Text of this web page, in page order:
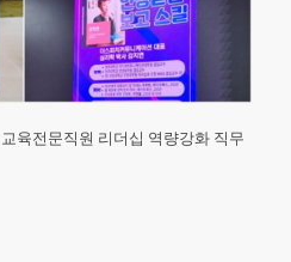
육전문직원 리더십 역량강화 직무